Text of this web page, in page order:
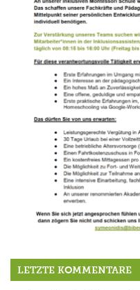
LETZTE KOMMENTARE